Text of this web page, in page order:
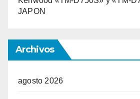
JAPON
Archivos
agosto 2026